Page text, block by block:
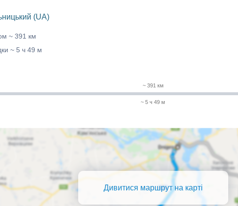
(UA)
~ 391 км
~ 5 ч 49 м
~ 391 км
~ 5 ч 49 м
Дивитися маршрут на карті